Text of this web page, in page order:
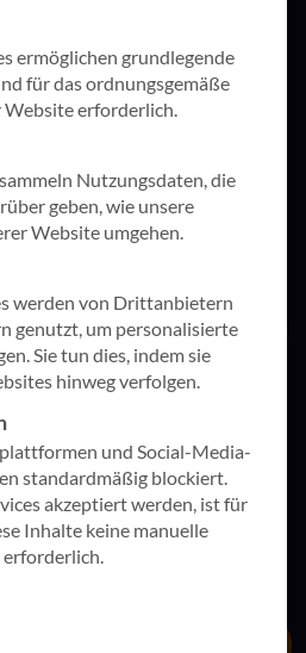
– relevante
Zielgruppen bündelt.
finden Sie hier Kunden
Fachartikel, Events, Online-
Partnern und etliches mehr.
in diesen
erzielt haben und was die
hatten. Nutzen Sie die
können speziell Kirchen und
mit KI-Tools tun? Und welche
Herausforderung?
mehr bietet der KI Kompass
Organisationen, der im Oktober
die ein Exemplar davon nutzen
auf der Webseite für den
Gruppen, für die eine
ermöglichen grundlegende
für das ordnungsgemäße
erforderlich.
Nutzungsdaten, die
geben, wie unsere
Website umgehen.
werden von Drittanbietern
genutzt, um personalisierte
Sie tun dies, indem sie
hinweg verfolgen.
und Social-Media-
standardmäßig blockiert.
akzeptiert werden, ist für
Inhalte keine manuelle